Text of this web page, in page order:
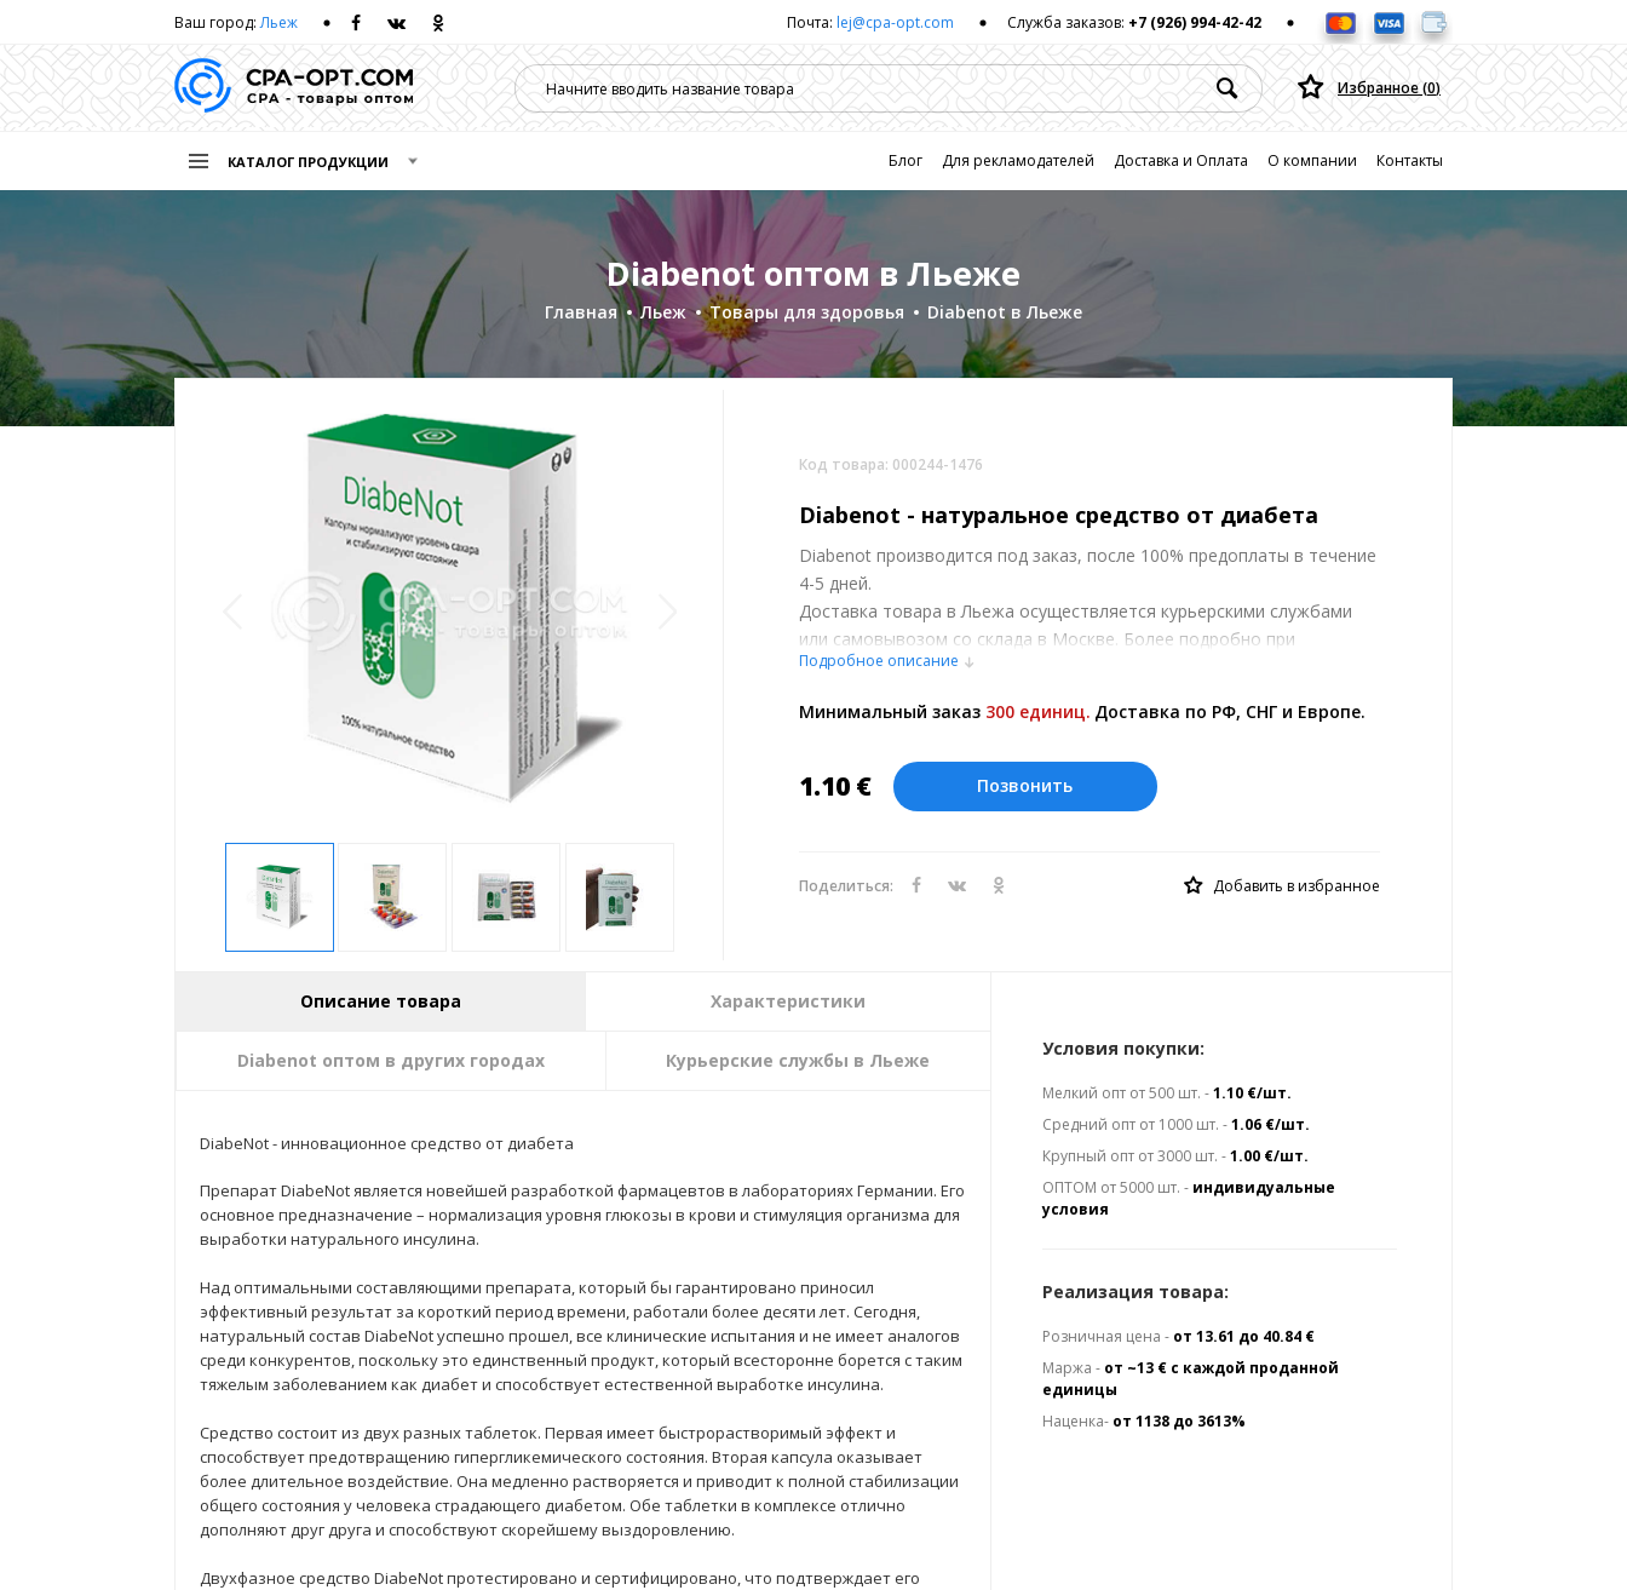
Ваш город:Льеж Почта: lej@cpa-opt.com Служба заказов: +7 (926) 994-42-42
Избранное (0)
КАТАЛОГ ПРОДУКЦИИ Блог Для рекламодателей Доставка и Оплата О компании Контакты
Главная Льеж Товары для здоровья Diabenot в Льеже
Diabenot оптом в Льеже
Код товара: 000244-1476
Diabenot - натуральное средство от диабета
Diabenot производится под заказ, после 100% предоплаты в течение
4-5 дней.
Доставка товара в Льежа осуществляется курьерскими службами
или самовывозом со склада в Москве. Более подробно при
обсуждении заказа с менеджером.
курсу ЦБ РФ на 06.08.2026. Текущий курс 10 руб.= 0.137508 €
Подробное описание
Минимальный заказ 300 единиц. Доставка по РФ, СНГ и Европе.
1.10 € Позвонить
Поделиться: Добавить в избранное
Описание товара Характеристики
Diabenot оптом в других городах Курьерские службы в Льеже
DiabeNot - инновационное средство от диабета
Препарат DiabeNot является новейшей разработкой фармацевтов в лабораториях Германии. Его
основное предназначение – нормализация уровня глюкозы в крови и стимуляция организма для
выработки натурального инсулина.
Над оптимальными составляющими препарата, который бы гарантировано приносил
эффективный результат за короткий период времени, работали более десяти лет. Сегодня,
натуральный состав DiabeNot успешно прошел, все клинические испытания и не имеет аналогов
среди конкурентов, поскольку это единственный продукт, который всесторонне борется с таким
тяжелым заболеванием как диабет и способствует естественной выработке инсулина.
Средство состоит из двух разных таблеток. Первая имеет быстрорастворимый эффект и
способствует предотвращению гипергликемического состояния. Вторая капсула оказывает
более длительное воздействие. Она медленно растворяется и приводит к полной стабилизации
общего состояния у человека страдающего диабетом. Обе таблетки в комплексе отлично
дополняют друг друга и способствуют скорейшему выздоровлению.
Двухфазное средство DiabeNot протестировано и сертифицировано, что подтверждает его
Условия покупки:
Мелкий опт от 500 шт. -1.10 €/шт.
Средний опт от 1000 шт. -1.06 €/шт.
Крупный опт от 3000 шт. -1.00 €/шт.
ОПТОМ от 5000 шт. - индивидуальные
условия
Реализация товара:
Розничная цена - от 13.61 до 40.84 €
Маржа - от ~13 € с каждой проданной
единицы
Наценка- от 1138 до 3613%